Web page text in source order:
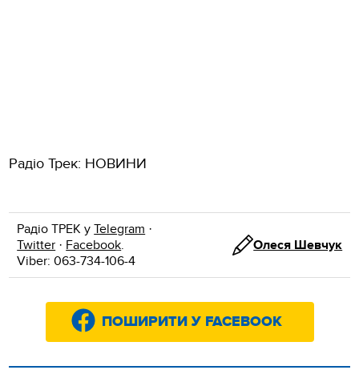
Радіо Трек: НОВИНИ
Радіо ТРЕК уTelegram ·
Twitter · Facebook.
Viber: 063-734-106-4
Олеся Шевчук
ПОШИРИТИ У FACEBOOK